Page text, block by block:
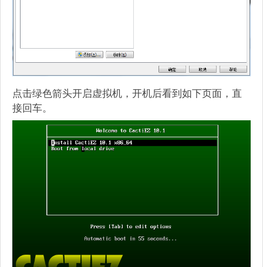
点击绿色箭头开启虚拟机，开机后看到如下页面，直
接回车。